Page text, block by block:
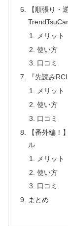
【順張り
メリット
使い方
口コミ
『先読み
メリット
使い方
口コミ
【番外編！
ル
メリット
使い方
口コミ
まとめ